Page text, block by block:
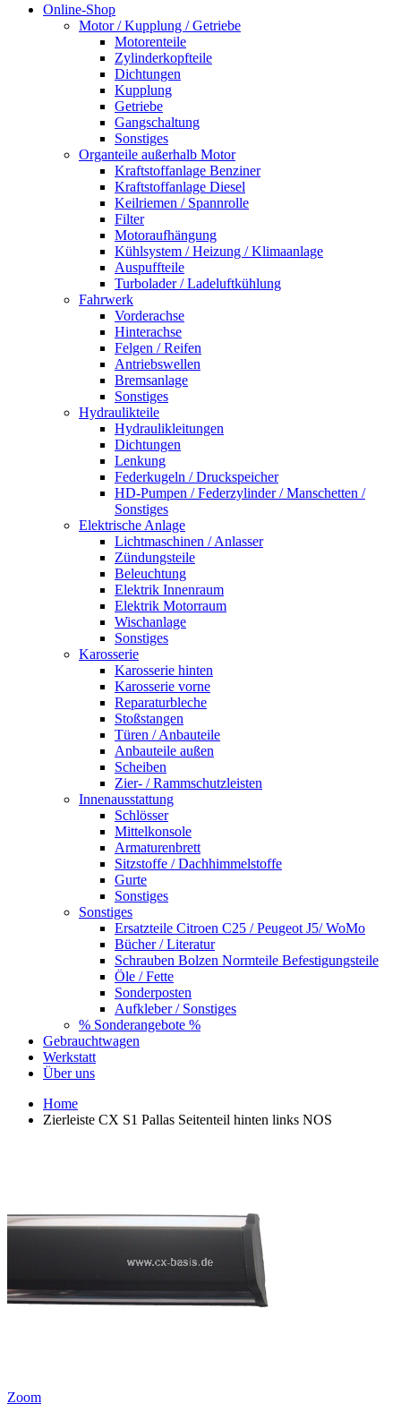
Online-Shop
Motor / Kupplung / Getriebe
Motorenteile
Zylinderkopfteile
Dichtungen
Kupplung
Getriebe
Gangschaltung
Sonstiges
Organteile außerhalb Motor
Kraftstoffanlage Benziner
Kraftstoffanlage Diesel
Keilriemen / Spannrolle
Filter
Motoraufhängung
Kühlsystem / Heizung / Klimaanlage
Auspuffteile
Turbolader / Ladeluftkühlung
Fahrwerk
Vorderachse
Hinterachse
Felgen / Reifen
Antriebswellen
Bremsanlage
Sonstiges
Hydraulikteile
Hydraulikleitungen
Dichtungen
Lenkung
Federkugeln / Druckspeicher
HD-Pumpen / Federzylinder / Manschetten /
Sonstiges
Elektrische Anlage
Lichtmaschinen / Anlasser
Zündungsteile
Beleuchtung
Elektrik Innenraum
Elektrik Motorraum
Wischanlage
Sonstiges
Karosserie
Karosserie hinten
Karosserie vorne
Reparaturbleche
Stoßstangen
Türen / Anbauteile
Anbauteile außen
Scheiben
Zier- / Rammschutzleisten
Innenausstattung
Schlösser
Mittelkonsole
Armaturenbrett
Sitzstoffe / Dachhimmelstoffe
Gurte
Sonstiges
Sonstiges
Ersatzteile Citroen C25 / Peugeot J5/ WoMo
Bücher / Literatur
Schrauben Bolzen Normteile Befestigungsteile
Öle / Fette
Sonderposten
Aufkleber / Sonstiges
% Sonderangebote %
Gebrauchtwagen
Werkstatt
Über uns
Home
Zierleiste CX S1 Pallas Seitenteil hinten links NOS
Zoom